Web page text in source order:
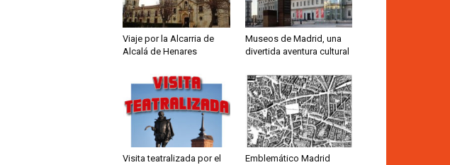
Viaje por la Alcarria de
Alcalá de Henares
Museos de Madrid, una
divertida aventura cultural
Visita teatralizada por el
Emblemático Madrid